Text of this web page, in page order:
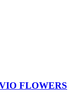
FLOWERS